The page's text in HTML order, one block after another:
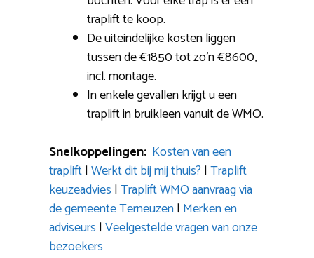
traplift te koop.
De uiteindelijke kosten liggen
tussen de €1850 tot zo’n €8600,
incl. montage.
In enkele gevallen krijgt u een
traplift in bruikleen vanuit de WMO.
Snelkoppelingen: Kosten van een
traplift|Werkt dit bij mij thuis? |Traplift
keuzeadvies |Traplift WMO aanvraag via
de gemeente Terneuzen| Merken en
adviseurs |Veelgestelde vragen van onze
bezoekers